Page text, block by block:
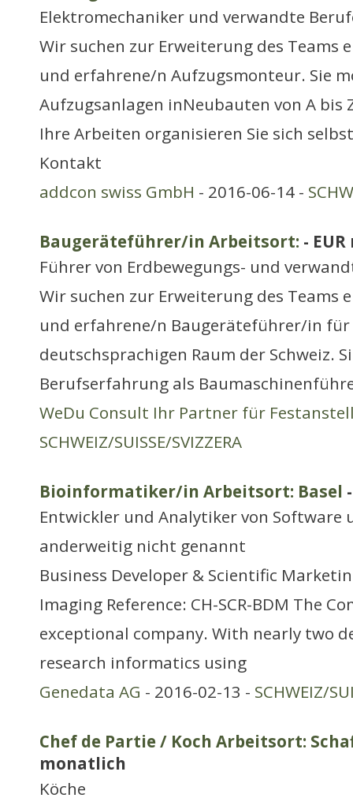
Elektromechaniker und verwandte
Wir suchen zur Erweiterung des Teams
und erfahrene/n Aufzugsmonteur. Sie
Aufzugsanlagen inNeubauten von A bis
Ihre Arbeiten organisieren Sie sich
Kontakt
addcon swiss GmbH - 2016-06-14 -
Baugeräteführer/in Arbeitsort: -
Führer von Erdbewegungs- und
Wir suchen zur Erweiterung des Teams
und erfahrene/n Baugeräteführer/in für
deutschsprachigen Raum der Schweiz.
Berufserfahrung als
WeDu Consult Ihr Partner für
SCHWEIZ/SUISSE/SVIZZERA
Bioinformatiker/in Arbeitsort: Basel
Entwickler und Analytiker von Software
anderweitig nicht genannt
Business Developer & Scientific
Imaging Reference: CH-SCR-BDM The
exceptional company. With nearly two
research informatics using
Genedata AG - 2016-02-13 - SCHWEIZ/
Chef de Partie / Koch Arbeitsort:
monatlich
Köche